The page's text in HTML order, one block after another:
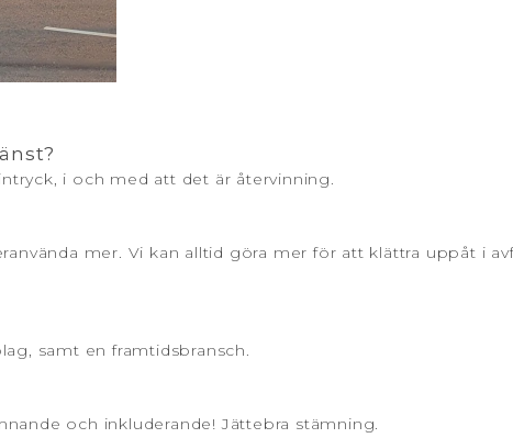
i och med att det är återvinning.
mer. Vi kan alltid göra mer för att klättra uppåt i
samt en framtidsbransch.
och inkluderande! Jättebra stämning.